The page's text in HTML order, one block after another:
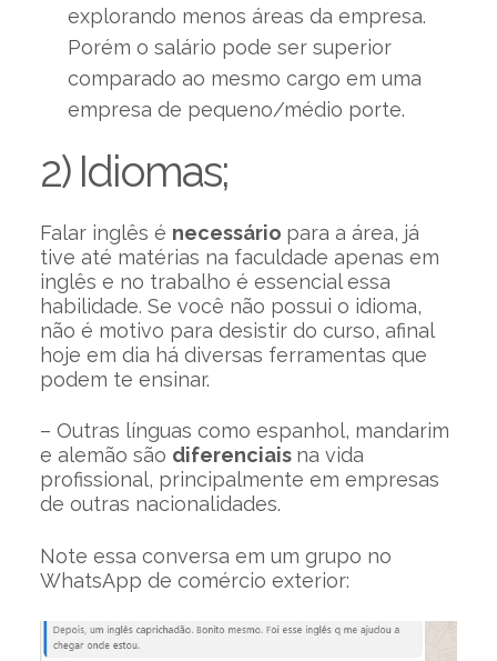
explorando menos áreas da empresa.
Porém o salário pode ser superior
comparado ao mesmo cargo em uma
empresa de pequeno/médio porte.
2) Idiomas;
Falar inglês é necessário para a área, já
tive até matérias na faculdade apenas em
inglês e no trabalho é essencial essa
habilidade. Se você não possui o idioma,
não é motivo para desistir do curso, afinal
hoje em dia há diversas ferramentas que
podem te ensinar.
– Outras línguas como espanhol, mandarim
e alemão são diferenciais na vida
profissional, principalmente em empresas
de outras nacionalidades.
Note essa conversa em um grupo no
WhatsApp de comércio exterior: